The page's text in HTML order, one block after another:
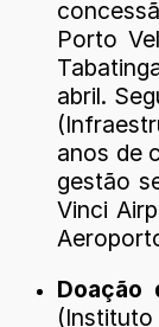
Porto
abril.
anos de
gestão
Vinci
Doação